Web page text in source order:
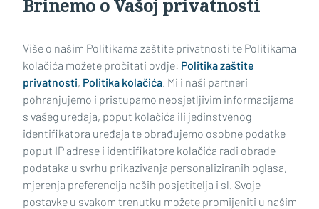
Impressum Uvjeti korištenja Politika privatnosti
Brinemo o Vašoj privatnosti
Više o našim Politikama zaštite privatnosti te Politikama
kolačića možete pročitati ovdje: Politika zaštite
privatnosti, Politika kolačića. Mi i naši partneri
pohranjujemo i pristupamo neosjetljivim informacijama
s vašeg uređaja, poput kolačića ili jedinstvenog
identifikatora uređaja te obrađujemo osobne podatke
poput IP adrese i identifikatore kolačića radi obrade
podataka u svrhu prikazivanja personaliziranih oglasa,
mjerenja preferencija naših posjetitelja i sl. Svoje
postavke u svakom trenutku možete promijeniti u našim